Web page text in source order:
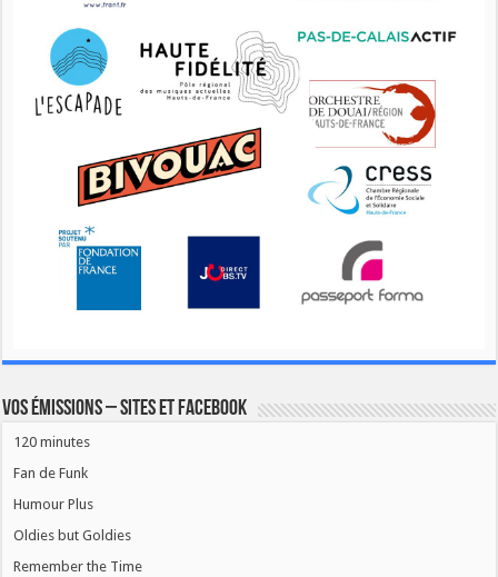
Vos émissions – Sites et Facebook
120 minutes
Fan de Funk
Humour Plus
Oldies but Goldies
Remember the Time